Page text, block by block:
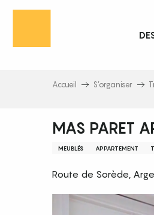
Aller
principal
Accueil S’organiser
MAS PARET
MEUBLÉS APPARTEMENT
Route de Sorède,